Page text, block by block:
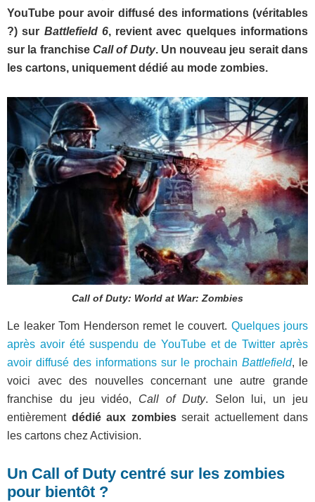
YouTube pour avoir diffusé des informations (véritables
?) sur Battlefield 6, revient avec quelques informations
sur la franchise Call of Duty. Un nouveau jeu serait dans
les cartons, uniquement dédié au mode zombies.
Call of Duty: World at War: Zombies
Le leaker Tom Henderson remet le couvert. Quelques jours
après avoir été suspendu de YouTube et de Twitter après
avoir diffusé des informations sur le prochain Battlefield, le
voici avec des nouvelles concernant une autre grande
franchise du jeu vidéo, Call of Duty. Selon lui, un jeu
entièrement dédié aux zombiesserait actuellement dans
les cartons chez Activision.
Un Call of Duty centré sur les zombies
pour bientôt ?